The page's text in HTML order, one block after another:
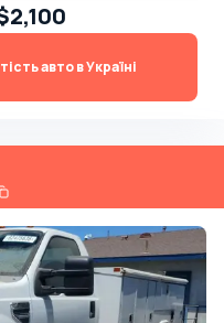
авто в Україні